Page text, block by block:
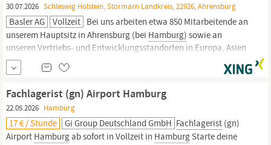
30.07.2026 Schleswig Holstein, Stormarn Landkreis, 22926, Ahrensburg
Basler AG Vollzeit Bei uns arbeiten etwa 850 Mitarbeitende an
unserem Hauptsitz in Ahrensburg (bei Hamburg) sowie an
unseren Vertriebs- und Entwicklungsstandorten in Europa, Asien
und Nordamerika. Entscheidende Faktoren für unsere über 35-
jährige Erfolgsgeschichte sind Mut zum Risiko, die Bereitschaft,
Leidenschaft,...
Fachlagerist (gn) Airport Hamburg
22.05.2026 Hamburg
17 € / Stunde Gi Group Deutschland GmbH Fachlagerist (gn)
Airport Hamburgab sofort in Vollzeit in Hamburg Starte deine